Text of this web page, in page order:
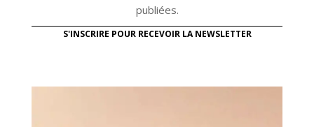
publiées.
S'INSCRIRE POUR RECEVOIR LA NEWSLETTER